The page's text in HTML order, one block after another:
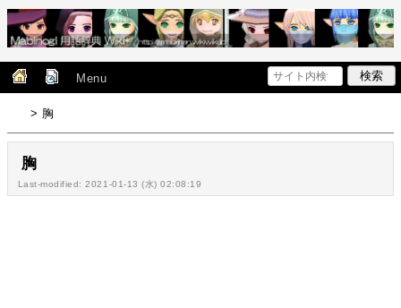
Menu
> 胸
胸
Last-modified: 2021-01-13 (水) 02:08:19